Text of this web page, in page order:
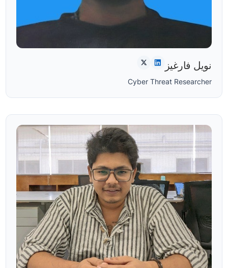
نويل فارغيز
Cyber Threat Researcher